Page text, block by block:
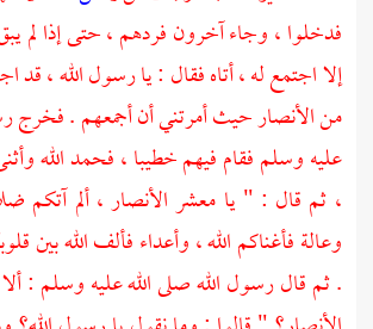
فدخلوا ، وجاء آخرون فردهم ، حتى إذا لم
إلا اجتمع له ، أتاه فقال : يا رسول الله ،
منالأنصارحيث أمرتني أن أجمعهم . فخرج
عليه وسلم فقام فيهم خطيبا ، فحمد الله
، ثم قال : " يا معشرالأنصار ،ألم آتكم
وعالة فأغناكم الله ، وأعداء فألف الله بين
. ثم قال رسول الله صلى الله عليه وسلم :